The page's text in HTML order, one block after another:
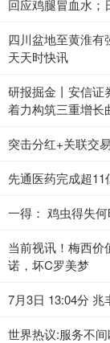
回应鸡腿冒血水；
四川盆地至黄淮有
天天时快讯
研报掘金丨安信证
着力构筑三重增长
突击分红+关联交
先通医药完成超
一得： 鸡虫得失何
当前视讯！梅西价
诺，坏C罗美梦
7月
世界热议:服务不